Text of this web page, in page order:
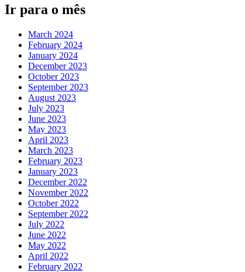
Ir para o mês
March 2024
February 2024
January 2024
December 2023
October 2023
September 2023
August 2023
July 2023
June 2023
May 2023
April 2023
March 2023
February 2023
January 2023
December 2022
November 2022
October 2022
September 2022
July 2022
June 2022
May 2022
April 2022
February 2022